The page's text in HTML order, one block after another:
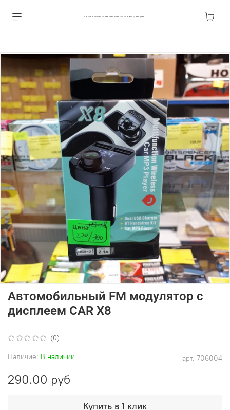
АВТОАКСЕССУАРЫ ОПТОМ В ЕКАТЕРИНБУРГЕ ПО ВЫГОДНОЙ ЦЕНЕ
(0)
арт. 706004
Наличие: В наличии
Автомобильный FM модулятор с
дисплеем CAR X8
290.00 руб
Купить в 1 клик